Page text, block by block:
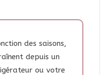
des saisons,
depuis un
ou votre